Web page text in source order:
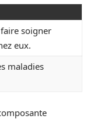
soigner
eux.
maladies